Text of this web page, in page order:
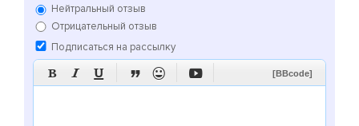
Нейтральный отзыв
Отрицательный отзыв
Подписаться на рассылку
      [BBcode]